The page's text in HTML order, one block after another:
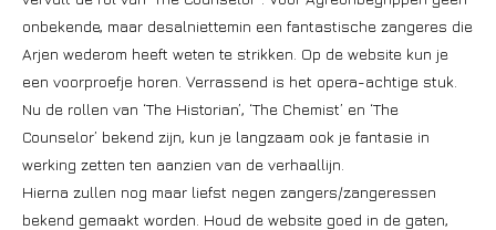
onbekende, maar desalniettemin een fantastische zangeres die
Arjen wederom heeft weten te strikken. Op de website kun je
een voorproefje horen. Verrassend is het opera-achtige stuk.
Nu de rollen van ‘The Historian’, ‘The Chemist’ en ‘The
Counselor’ bekend zijn, kun je langzaam ook je fantasie in
werking zetten ten aanzien van de verhaallijn.
Hierna zullen nog maar liefst negen zangers/zangeressen
bekend gemaakt worden. Houd de website goed in de gaten,